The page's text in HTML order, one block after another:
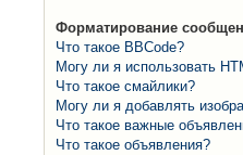
Форматирование
Что такое BBCode?
Могу ли я использовать
Что такое смайлики?
Могу ли я добавлять
Что такое важные
Что такое объявления?